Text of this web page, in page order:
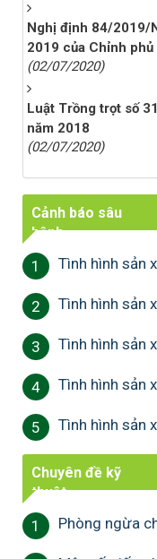
Nghị định 84/2019/
2019 của Chỉnh
(02/07/2020)
Luật Trồng trọt số
năm 2018
(02/07/2020)
Cảnh báo sâu
bệnh
1 Tình hình sản
2 Tình hình sản
3 Tình hình sản
4 Tình hình sản
5 Tình hình sản
Chuyên đề kỹ
thuật
1 Phòng ngừa